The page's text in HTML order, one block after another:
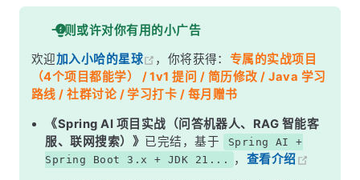
面试考察点
核心答案
深度解析
一、交换机的工作原理
二、路由器的工作原理
三、为什么不能只用交换机或只用路由器？
一则或许对你有用的小广告
欢迎加入小哈的星球 ，你将获得： 专属的实战项目
（4个项目都能学） / 1v1 提问 / 简历修改 / Java 学习
路线 / 社群讨论 / 学习打卡 / 每月赠书
《Spring AI 项目实战（问答机器人、RAG 智能客
服、联网搜索）》 已完结，基于
Spring AI +
Spring Boot 3.x + JDK 21...
， 查看介绍